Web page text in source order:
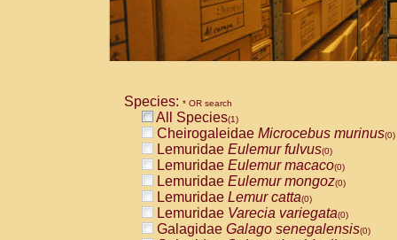
Species: * OR search
All Species(1)
Cheirogaleidae Microcebus murinus(0)
Lemuridae Eulemur fulvus(0)
Lemuridae Eulemur macaco(0)
Lemuridae Eulemur mongoz(0)
Lemuridae Lemur catta(0)
Lemuridae Varecia variegata(0)
Galagidae Galago senegalensis(0)